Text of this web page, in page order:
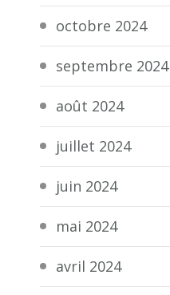
octobre 2024
septembre 2024
août 2024
juillet 2024
juin 2024
mai 2024
avril 2024